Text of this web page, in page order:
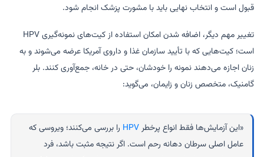
قبول است و انتخاب نهایی باید با مشورت پزشک انجام شود.
تغییر مهم دیگر، اضافه شدن امکان استفاده از کیت‌های نمونه‌گیری HPV
است؛ کیت‌هایی که با تأیید سازمان غذا و داروی آمریکا عرضه می‌شوند و به
زنان اجازه می‌دهند نمونه را خودشان، حتی در خانه، جمع‌آوری کنند. بلر
گامنیک، متخصص زنان و زایمان، می‌گوید:
«این آزمایش‌ها فقط انواع پرخطرHPV را بررسی می‌کنند؛ ویروسی که
عامل اصلی سرطان دهانه رحم است. اگر نتیجه مثبت باشد، فرد